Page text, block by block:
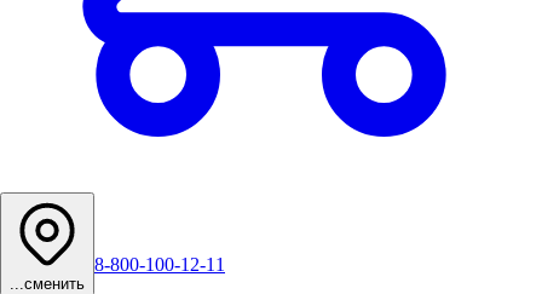
...сменить
8-800-100-12-11